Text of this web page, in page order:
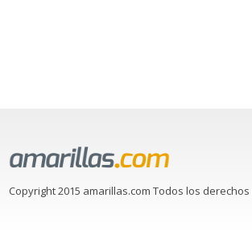
Copyright 2015 amarillas.com Todos los